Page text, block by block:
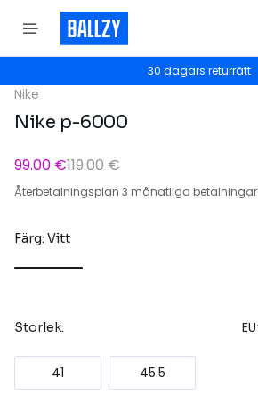
30 dagars returrätt
Nike
Nike p-6000
99.00 €119.00 €
Återbetalningsplan 3 månatliga betalningar
Färg: Vitt
Storlek: EU
41 45.5